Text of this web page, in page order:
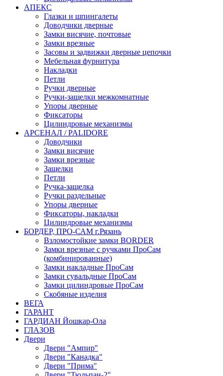
АПЕКС
Глазки и шпингалеты
Доводчики дверные
Замки висячие, почтовые
Замки врезные
Засовы и задвижки дверные цепочки
Мебельная фурнитура
Накладки
Петли
Ручки дверные
Ручки-защелки межкомнатные
Упоры дверные
Фиксаторы
Цилиндровые механизмы
АРСЕНАЛ / PALIDORE
Доводчики
Замки висячие
Замки врезные
Защелки
Петли
Ручка-защелка
Ручки раздельные
Упоры дверные
Фиксаторы, накладки
Цилиндровые механизмы
БОРДЕР, ПРО-САМ г.Рязань
Взломостойкие замки BORDER
Замки врезные с ручками ПроСам
(комбинированные)
Замки накладные ПроСам
Замки сувальдные ПроСам
Замки цилиндровые ПроСам
Скобяные изделия
ВЕГА
ГАРАНТ
ГАРДИАН Йошкар-Ола
ГЛАЗОВ
Двери
Двери "Ампир"
Двери "Канадка"
Двери "Прима"